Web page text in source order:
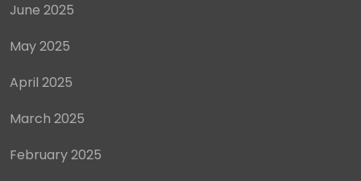
June 2025
May 2025
April 2025
March 2025
February 2025